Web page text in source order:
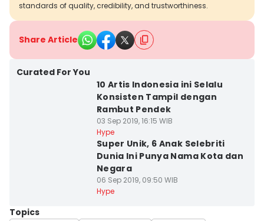
standards of quality, credibility, and trustworthiness.
Share Article
Curated For You
10 Artis Indonesia ini Selalu
Konsisten Tampil dengan
Rambut Pendek
03 Sep 2019, 16:15 WIB
Hype
Super Unik, 6 Anak Selebriti
Dunia Ini Punya Nama Kota dan
Negara
06 Sep 2019, 09:50 WIB
Hype
Topics